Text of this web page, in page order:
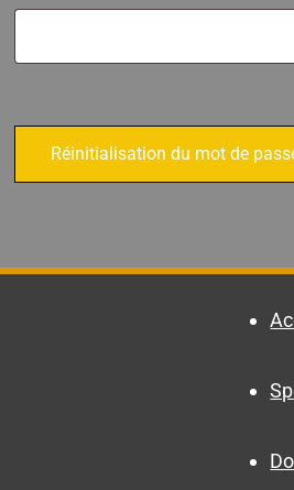
Réinitialisation du mot de